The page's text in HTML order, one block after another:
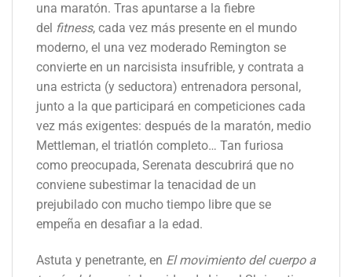
una maratón. Tras apuntarse a la fiebre
del fitness, cada vez más presente en el mundo
moderno, el una vez moderado Remington se
convierte en un narcisista insufrible, y contrata a
una estricta (y seductora) entrenadora personal,
junto a la que participará en competiciones cada
vez más exigentes: después de la maratón, medio
Mettleman, el triatlón completo… Tan furiosa
como preocupada, Serenata descubrirá que no
conviene subestimar la tenacidad de un
prejubilado con mucho tiempo libre que se
empeña en desafiar a la edad.
Astuta y penetrante, en El movimiento del cuerpo a